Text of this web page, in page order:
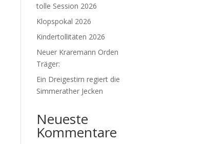
tolle Session 2026
Klopspokal 2026
Kindertollitäten 2026
Neuer Kraremann Orden
Träger:
Ein Dreigestirn regiert die
Simmerather Jecken
Neueste
Kommentare